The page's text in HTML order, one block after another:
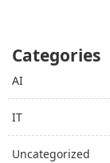
Categories
AI
IT
Uncategorized